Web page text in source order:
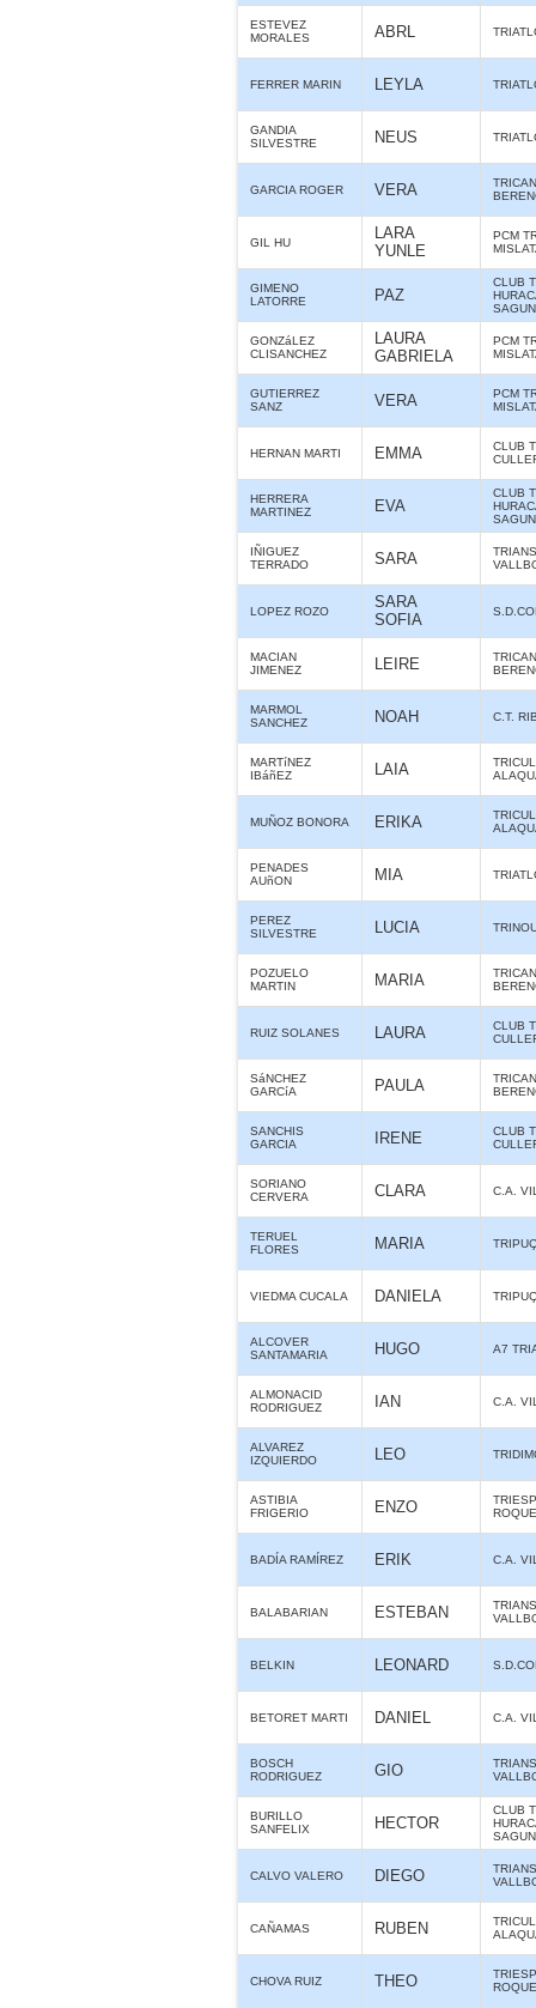
ESTEVEZ
MORALES
ABRL
FERRER MARIN LEYLA
GANDIA
SILVESTRE
NEUS
GARCIA ROGER VERA
GIL HU
LARA
YUNLE
PCM
GIMENO
LATORRE
PAZ
CLUB
GONZáLEZ
CLISANCHEZ
LAURA
GABRIELA
PCM
GUTIERREZ
SANZ
VERA
PCM
HERNAN MARTI EMMA
CLUB
HERRERA
MARTINEZ
EVA
CLUB
IÑIGUEZ
TERRADO
SARA
LOPEZ ROZO
SARA
SOFIA
MACIAN
JIMENEZ
LEIRE
MARMOL
SANCHEZ
NOAH C.T.
MARTíNEZ
IBáñEZ
LAIA
MUÑOZ BONORA ERIKA
PENADES
AUñON
MIA
PEREZ
SILVESTRE
LUCIA
POZUELO
MARTIN
MARIA
RUIZ SOLANES LAURA
CLUB
SáNCHEZ
GARCíA
PAULA
SANCHIS
GARCIA
IRENE
CLUB
SORIANO
CERVERA
CLARA C.A.
TERUEL
FLORES
MARIA
VIEDMA CUCALA DANIELA
ALCOVER
SANTAMARIA
HUGO A7
ALMONACID
RODRIGUEZ
IAN C.A.
ALVAREZ
IZQUIERDO
LEO
ASTIBIA
FRIGERIO
ENZO
BADÍA RAMÍREZ ERIK C.A.
BALABARIAN ESTEBAN
BELKIN LEONARD
BETORET MARTI DANIEL C.A.
BOSCH
RODRIGUEZ
GIO
BURILLO
SANFELIX
HECTOR
CLUB
CALVO VALERO DIEGO
CAÑAMAS RUBEN
CHOVA RUIZ THEO